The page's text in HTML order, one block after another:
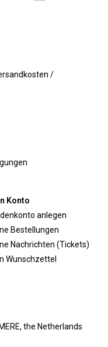
/
Konto
anlegen
Bestellungen
Nachrichten (Tickets)
Wunschzettel
the Netherlands